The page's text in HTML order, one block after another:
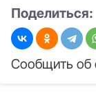
Поделиться:
Сообщить об